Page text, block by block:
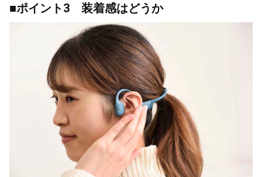
■ポイント3 装着感はどうか